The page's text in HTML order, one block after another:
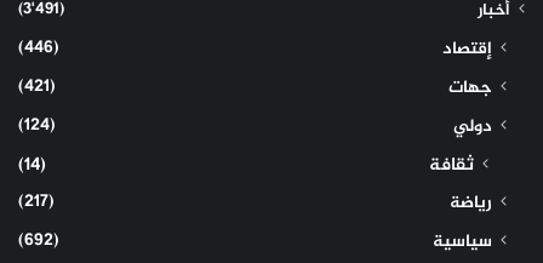
أخبار (3٬491)
إقتصاد
(446)
جهات
(421)
دولي
(124)
ثقافة (14)
رياضة
(217)
سياسية
(692)